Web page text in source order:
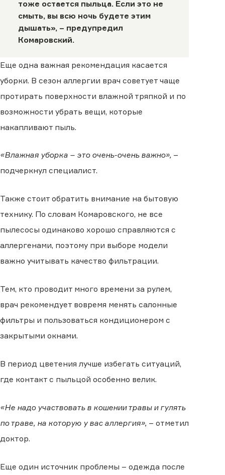
тоже остается пыльца. Если это не
смыть, вы всю ночь будете этим
дышать», – предупредил
Комаровский.
Еще одна важная рекомендация касается
уборки. В сезон аллергии врач советует чаще
протирать поверхности влажной тряпкой и по
возможности убрать вещи, которые
накапливают пыль.
«Влажная уборка – это очень-очень важно», –
подчеркнул специалист.
Также стоит обратить внимание на бытовую
технику. По словам Комаровского, не все
пылесосы одинаково хорошо справляются с
аллергенами, поэтому при выборе модели
важно учитывать качество фильтрации.
Тем, кто проводит много времени за рулем,
врач рекомендует вовремя менять салонные
фильтры и пользоваться кондиционером с
закрытыми окнами.
В период цветения лучше избегать ситуаций,
где контакт с пыльцой особенно велик.
«Не надо участвовать в кошении травы и гулять
по траве, на которую у вас аллергия», – отметил
доктор.
Еще один источник проблемы – одежда после